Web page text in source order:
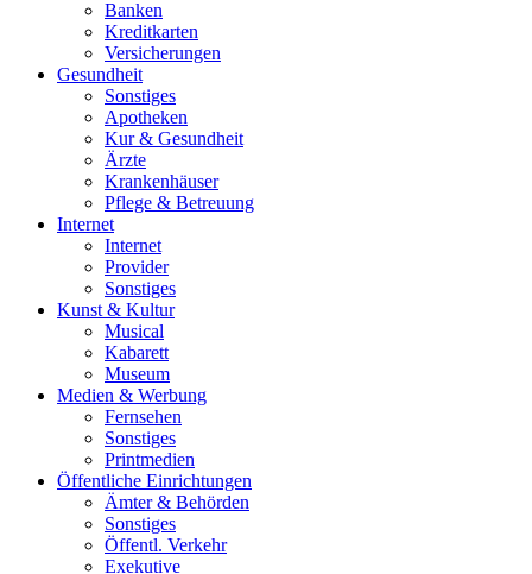
Banken
Kreditkarten
Versicherungen
Gesundheit
Sonstiges
Apotheken
Kur & Gesundheit
Ärzte
Krankenhäuser
Pflege & Betreuung
Internet
Internet
Provider
Sonstiges
Kunst & Kultur
Musical
Kabarett
Museum
Medien & Werbung
Fernsehen
Sonstiges
Printmedien
Öffentliche Einrichtungen
Ämter & Behörden
Sonstiges
Öffentl. Verkehr
Exekutive